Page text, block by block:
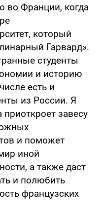
во Франции, когда
который
Гарвард».
студенты
и историю
есть и
из России. Я
завесу
и поможет
иной
а также даст
и полюбить
французских